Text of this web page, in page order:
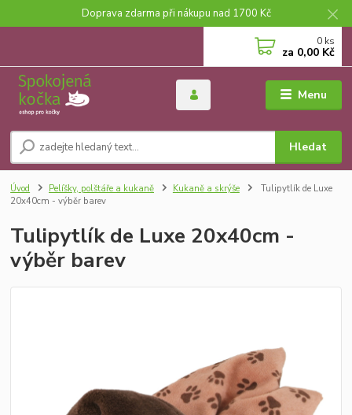
Doprava zdarma při nákupu nad 1700 Kč
Menu
Hledat
0 ks
za 0,00 Kč
Úvod Pelíšky, polštáře a kukaně Kukaně a skrýše
Tulipytlík de Luxe
20x40cm - výběr barev
Tulipytlík de Luxe 20x40cm -
výběr barev